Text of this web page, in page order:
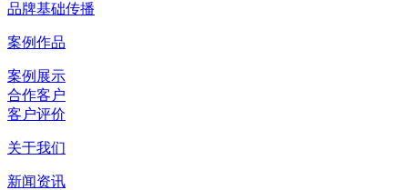
品牌基础传播
案例作品
案例展示
合作客户
客户评价
关于我们
新闻资讯